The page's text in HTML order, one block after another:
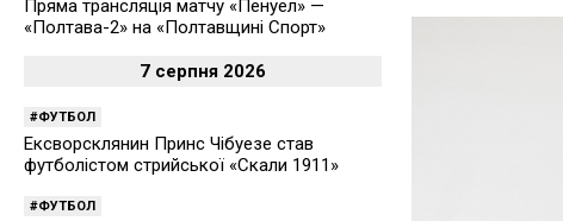
Пряма трансляція матчу «Пенуел» —
«Полтава-2» на «Полтавщині Спорт»
7 серпня 2026
ФУТБОЛ
Ексворсклянин Принс Чібуезе став
футболістом стрийської «Скали 1911»
ФУТБОЛ